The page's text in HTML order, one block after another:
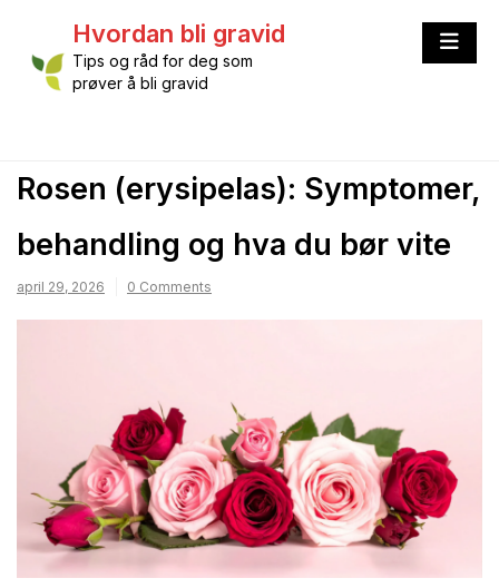
content
Hvordan bli gravid
Tips og råd for deg som
prøver å bli gravid
Rosen (erysipelas): Symptomer,
behandling og hva du bør vite
april 29, 2026 0 Comments